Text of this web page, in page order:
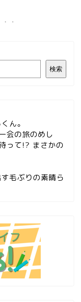
検索
ん。
会の旅のめし
って!? まさかの
毛ぶりの素晴ら